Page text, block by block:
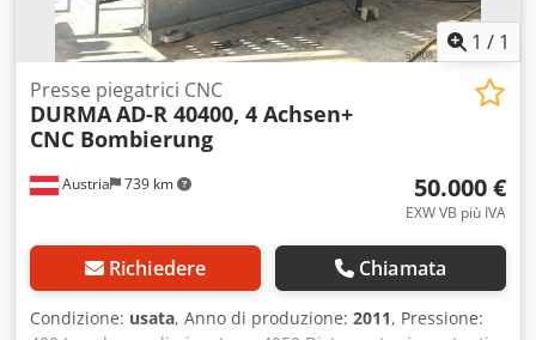
1 / 1
Austria 739 km
Presse piegatrici CNC
DURMAAD-R 40400, 4 Achsen+
CNC Bombierung
50.000 €
EXW VB più IVA
Richiedere Chiamata
Condizione: usata, Anno di produzione: 2011, Pressione: